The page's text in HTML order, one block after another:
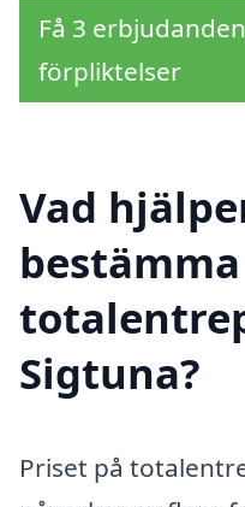
Få 3
förpliktelser
Vad
Sigtuna?
Priset på